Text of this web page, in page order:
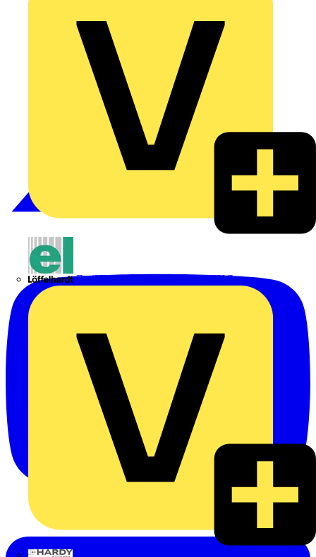
Emil Löffelhardt GmbH & Co. KG